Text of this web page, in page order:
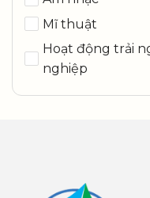
Mĩ thuật
Hoạt động trải
nghiệp